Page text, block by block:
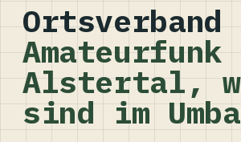
Ortsverband
Amateurfunk
Alstertal,
sind im